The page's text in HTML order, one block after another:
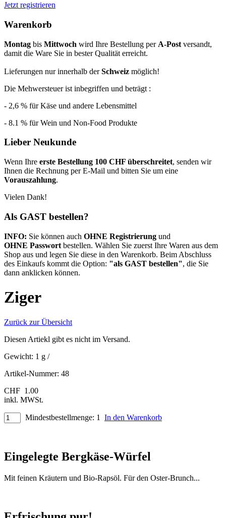
Jetzt registrieren
Warenkorb
Montag bis Mittwoch wird Ihre Bestellung per A-Post versandt,
damit die Ware Sie in bester Qualität erreicht.
Lieferungen nur innerhalb derSchweiz möglich!
Die Mehwersteuer ist inbegriffen und beträgt :
- 2,6 % für Käse und andere Lebensmittel
- 8.1 % für Wein und Non-Food Produkte
Lieber Neukunde
Wenn Ihre erste Bestellung 100 CHF überschreitet, senden wir
Ihnen die Rechnung per E-Mail und bitten Sie um eine
Vorauszahlung.
Vielen Dank!
Als GAST bestellen?
INFO: Sie können auch OHNE Registrierung und
OHNE Passwort bestellen. Wählen Sie zuerst Ihre Waren aus dem
Shop aus und legen Sie diese in den Warenkorb. Beim Abschluss
des Einkaufs kommt die Option: "als GAST bestellen", die Sie
dann anklicken können.
Ziger
Zurück zur Übersicht
Diesen Artiekl gibt es nicht im Versand.
Gewicht: 1 g /
Artikel-Nummer: 48
CHF 1.00
inkl. MWSt.
Mindestbestellmenge: 1 In den Warenkorb
Eingelegte Bergkäse-Würfel
Mit feinen Kräutern und Bio-Rapsöl. Für den Oster-Brunch...